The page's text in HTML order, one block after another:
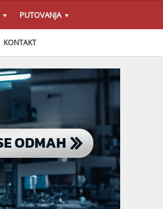
PUTOVANJA
KONTAKT